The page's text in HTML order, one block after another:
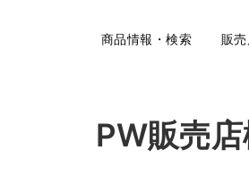
商品情報・検索 販
PW販売